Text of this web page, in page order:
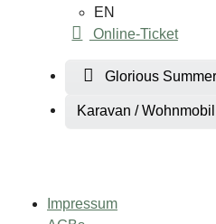
EN
Online-Ticket
Glorious Summer
Karavan /
Impressum